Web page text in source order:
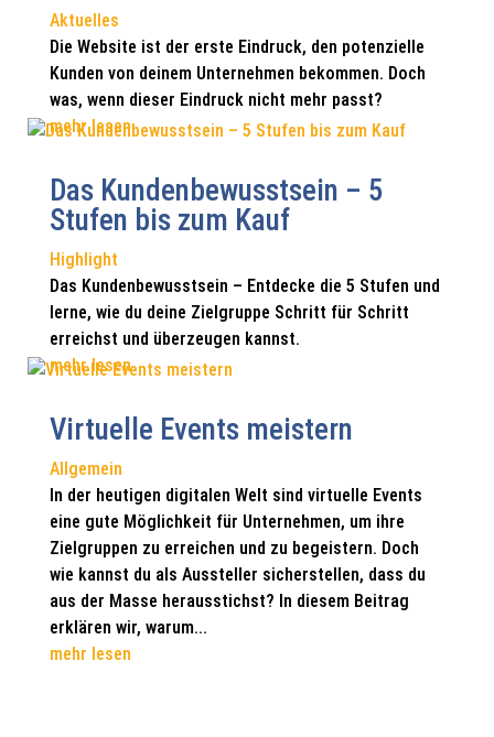
Aktuelles
Die Website ist der erste Eindruck, den potenzielle
Kunden von deinem Unternehmen bekommen. Doch
was, wenn dieser Eindruck nicht mehr passt?
mehr lesen
Das Kundenbewusstsein – 5
Stufen bis zum Kauf
Highlight
Das Kundenbewusstsein – Entdecke die 5 Stufen und
lerne, wie du deine Zielgruppe Schritt für Schritt
erreichst und überzeugen kannst.
mehr lesen
Virtuelle Events meistern
Allgemein
In der heutigen digitalen Welt sind virtuelle Events
eine gute Möglichkeit für Unternehmen, um ihre
Zielgruppen zu erreichen und zu begeistern. Doch
wie kannst du als Aussteller sicherstellen, dass du
aus der Masse herausstichst? In diesem Beitrag
erklären wir, warum...
mehr lesen